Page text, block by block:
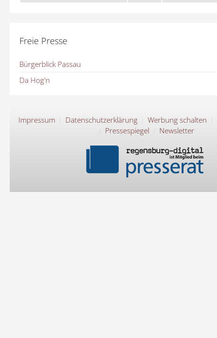
Freie Presse
Bürgerblick Passau
Da Hog'n
Impressum Datenschutzerklärung
Werbung schalten
Pressespiegel
Newsletter